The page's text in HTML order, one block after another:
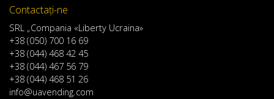
Contactaţi-ne
SRL „Compania «Liberty Ucraina»
+38 (050) 700 16 69
+38 (044) 468 42 45
+38 (044) 467 56 79
+38 (044) 468 51 26
info@uavending.com